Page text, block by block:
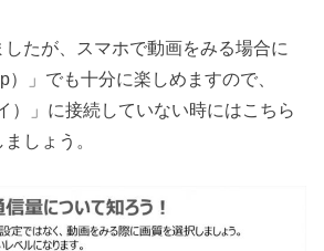
たが、スマホで動画をみる場合に
」でも十分に楽しめますので、
）」に接続していない時にはこちら
しょう。